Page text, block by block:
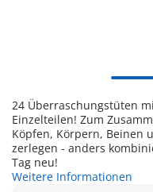
24 Überraschungstüten
Einzelteilen! Zum
Köpfen, Körpern, Beinen
zerlegen - anders
Tag neu!
Weitere Informationen